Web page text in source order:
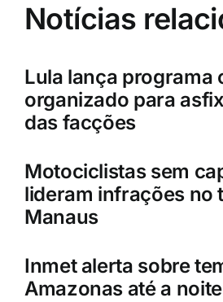
Notícias
Lula lança programa
organizado para
das facções
Motociclistas sem
lideram infrações no
Manaus
Inmet alerta sobre
Amazonas até a